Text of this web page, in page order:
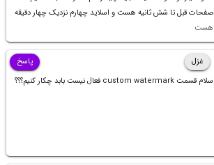
صفحات قبل تا شش ثانیه هست و اسلاید چهارم نزدیک چهار دقیقه
هست
غزل
سلام قسمت custom watermark فعال نیست بابد چکار کنیم؟؟؟
پاسخ